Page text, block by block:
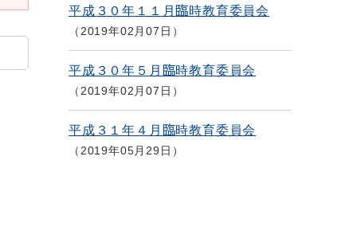
平成３０年１１月臨時教育委員会
2019年02月07日
平成３０年５月臨時教育委員会
2019年02月07日
平成３１年４月臨時教育委員会
2019年05月29日